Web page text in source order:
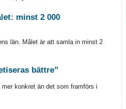
minst 2 000
län. Målet är att samla in minst 2
bättre”
konkret än det som framförs i